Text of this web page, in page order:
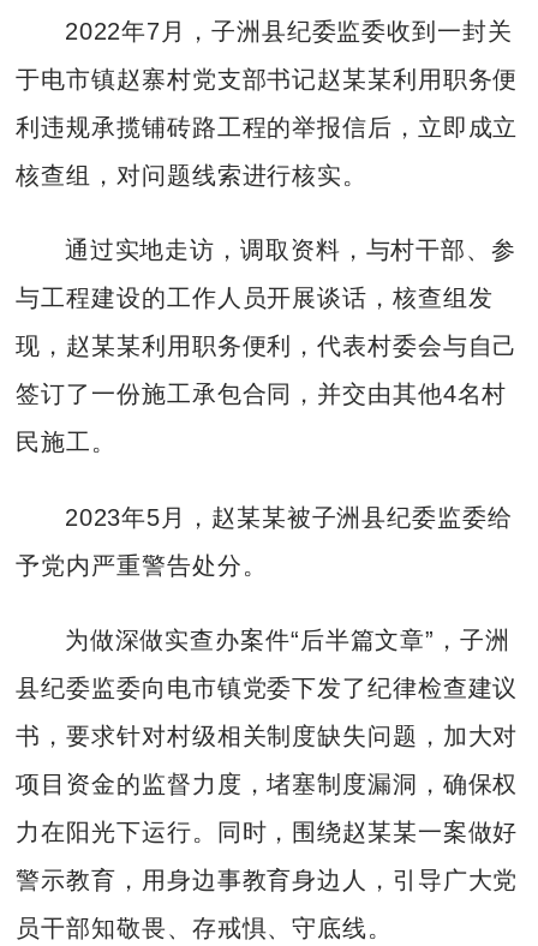
2022年7月，子洲县纪委监委收到一封关
于电市镇赵寨村党支部书记赵某某利用职务便
利违规承揽铺砖路工程的举报信后，立即成立
核查组，对问题线索进行核实。
通过实地走访，调取资料，与村干部、参
与工程建设的工作人员开展谈话，核查组发
现，赵某某利用职务便利，代表村委会与自己
签订了一份施工承包合同，并交由其他4名村
民施工。
2023年5月，赵某某被子洲县纪委监委给
予党内严重警告处分。
为做深做实查办案件“后半篇文章”，子洲
县纪委监委向电市镇党委下发了纪律检查建议
书，要求针对村级相关制度缺失问题，加大对
项目资金的监督力度，堵塞制度漏洞，确保权
力在阳光下运行。同时，围绕赵某某一案做好
警示教育，用身边事教育身边人，引导广大党
员干部知敬畏、存戒惧、守底线。